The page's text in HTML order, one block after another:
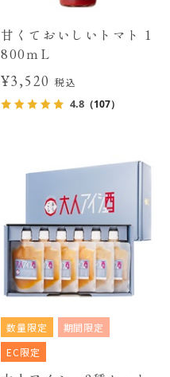
甘くておいしいトマト 1
800ｍL
¥3,520 税込
4.8 （107）
数量限定
期間限定
EC限定